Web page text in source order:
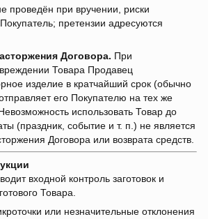
проведён при вручении, риски
претензии адресуются
Договора. При
Товара Продавец
изделие в кратчайший срок (обычно
его Покупателю на тех же
использовать Товар до
(праздник, событие и т. п.) не является
Договора или возврата средств.
входной контроль заготовок и
Товара.
или незначительные отклонения